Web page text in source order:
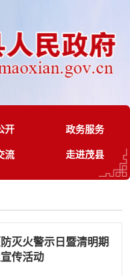
开 政务服务
流 走进茂县
灭火警示日暨清明期
传活动